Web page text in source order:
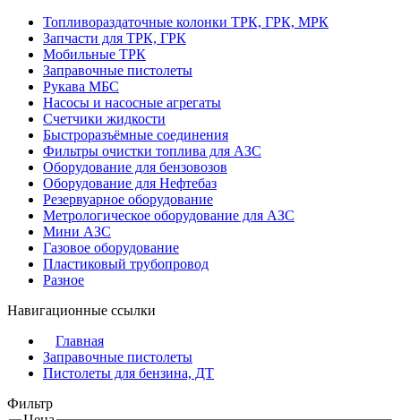
Топливораздаточные колонки ТРК, ГРК, МРК
Запчасти для ТРК, ГРК
Мобильные ТРК
Заправочные пистолеты
Рукава МБС
Насосы и насосные агрегаты
Счетчики жидкости
Быстроразъёмные соединения
Фильтры очистки топлива для АЗС
Оборудование для бензовозов
Оборудование для Нефтебаз
Резервуарное оборудование
Метрологическое оборудование для АЗС
Мини АЗС
Газовое оборудование
Пластиковый трубопровод
Разное
Навигационные ссылки
Главная
Заправочные пистолеты
Пистолеты для бензина, ДТ
Фильтр